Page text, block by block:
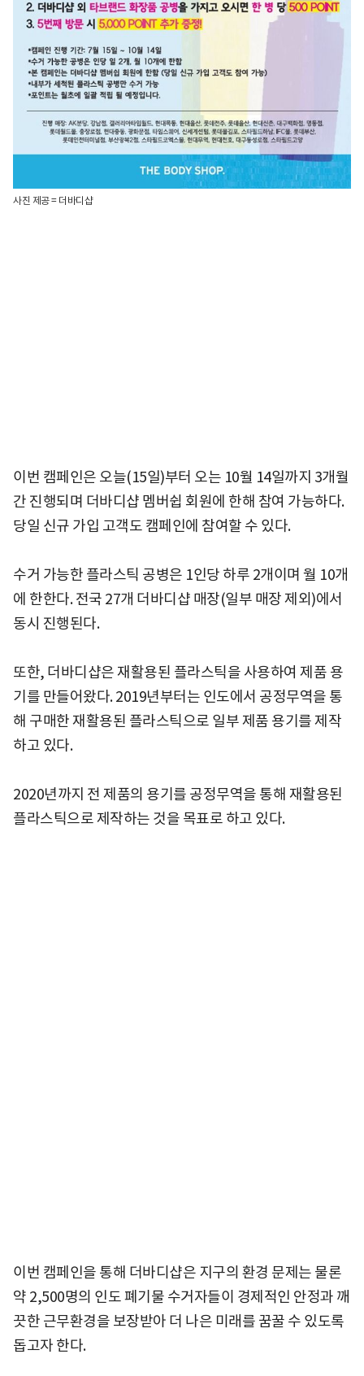
사진 제공 = 더바디샵
이번 캠페인은 오늘(15일)부터 오는 10월 14일까지 3개월
간 진행되며 더바디샵 멤버쉽 회원에 한해 참여 가능하다.
당일 신규 가입 고객도 캠페인에 참여할 수 있다.
수거 가능한 플라스틱 공병은 1인당 하루 2개이며 월 10개
에 한한다. 전국 27개 더바디샵 매장(일부 매장 제외)에서
동시 진행된다.
또한, 더바디샵은 재활용된 플라스틱을 사용하여 제품 용
기를 만들어왔다. 2019년부터는 인도에서 공정무역을 통
해 구매한 재활용된 플라스틱으로 일부 제품 용기를 제작
하고 있다.
2020년까지 전 제품의 용기를 공정무역을 통해 재활용된
플라스틱으로 제작하는 것을 목표로 하고 있다.
이번 캠페인을 통해 더바디샵은 지구의 환경 문제는 물론
약 2,500명의 인도 폐기물 수거자들이 경제적인 안정과 깨
끗한 근무환경을 보장받아 더 나은 미래를 꿈꿀 수 있도록
돕고자 한다.